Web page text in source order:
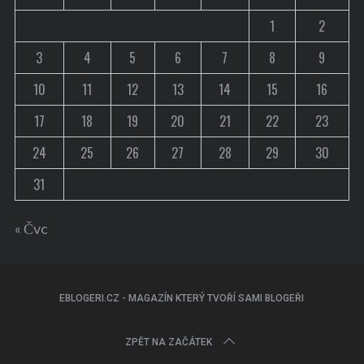
1
2
3
4 5 6 7 8
9
10
11 12 13 14 15
16
17
18 19 20 21 22
23
24
25 26 27 28 29
30
31
« Čvc
EBLOGERI.CZ - MAGAZÍN KTERÝ TVOŘÍ SAMI BLOGEŘI
ZPĚT NA ZAČÁTEK